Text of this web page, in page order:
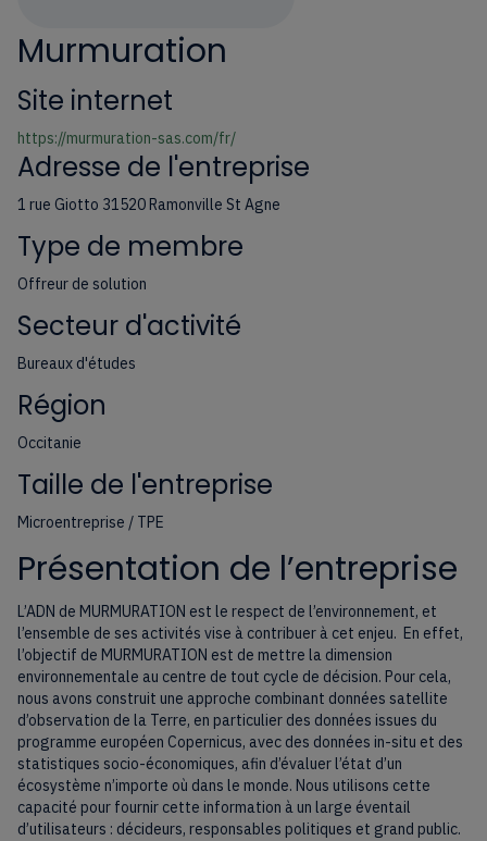
Murmuration
Site internet
https://murmuration-sas.com/fr/
Adresse de l'entreprise
1 rue Giotto 31520 Ramonville St Agne
Type de membre
Offreur de solution
Secteur d'activité
Bureaux d'études
Région
Occitanie
Taille de l'entreprise
Microentreprise / TPE
Présentation de l’entreprise
L’ADN de MURMURATION est le respect de l’environnement, et
l’ensemble de ses activités vise à contribuer à cet enjeu. En effet,
l’objectif de MURMURATION est de mettre la dimension
environnementale au centre de tout cycle de décision. Pour cela,
nous avons construit une approche combinant données satellite
d’observation de la Terre, en particulier des données issues du
programme européen Copernicus, avec des données in-situ et des
statistiques socio-économiques, afin d’évaluer l’état d’un
écosystème n’importe où dans le monde. Nous utilisons cette
capacité pour fournir cette information à un large éventail
d’utilisateurs : décideurs, responsables politiques et grand public.